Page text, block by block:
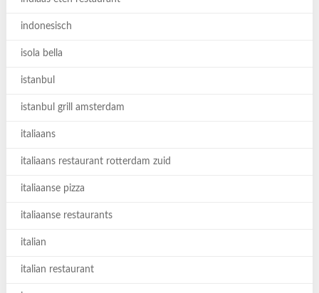
indonesisch
isola bella
istanbul
istanbul grill amsterdam
italiaans
italiaans restaurant rotterdam zuid
italiaanse pizza
italiaanse restaurants
italian
italian restaurant